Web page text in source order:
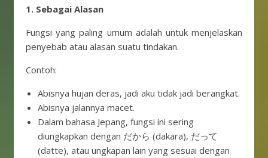
1. Sebagai Alasan
Fungsi yang paling umum adalah untuk menjelaskan
penyebab atau alasan suatu tindakan.
Contoh:
Abisnya hujan deras, jadi aku tidak jadi berangkat.
Abisnya jalannya macet.
Dalam bahasa Jepang, fungsi ini sering
diungkapkan dengan だから (dakara), だって
(datte), atau ungkapan lain yang sesuai dengan